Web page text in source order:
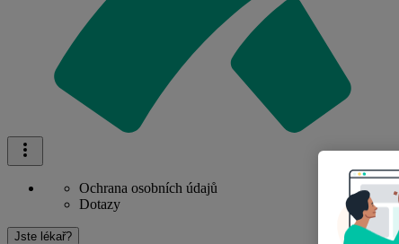
Ochrana osobních údajů
Dotazy
Jste lékař?